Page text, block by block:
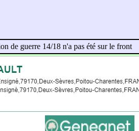
de guerre 14/18 n'a pas été sur le front